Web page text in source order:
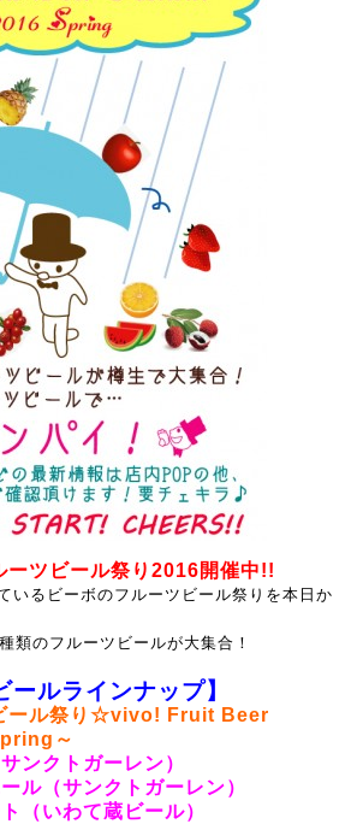
ツビール祭り2016開催中!!
いるビーボのフルーツビール祭りを本日か
類のフルーツビールが大集合！
ールラインナップ】
ール祭り☆vivo! Fruit Beer
～
ンクトガーレン）
ル（サンクトガーレン）
（いわて蔵ビール）